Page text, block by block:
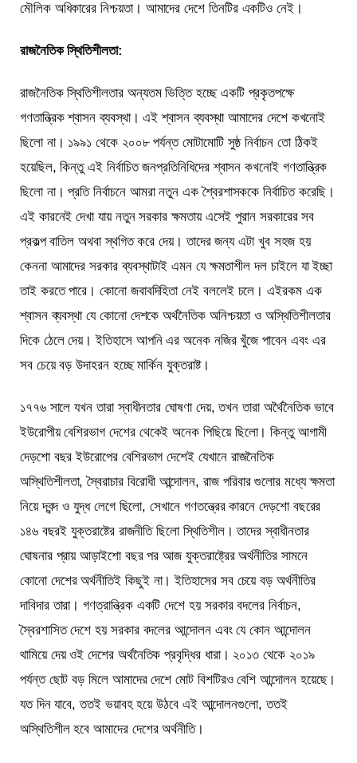
মৌলিক অধিকারের নিশ্চয়তা। আমাদের দেশে তিনটির একটিও নেই।
রাজনৈতিক স্থিতিশীলতা:
রাজনৈতিক স্থিতিশীলতার অন্যতম ভিত্তি হচ্ছে একটি প্রকৃতপক্ষে
গণতান্ত্রিক শ্বাসন ব্যবস্থা। এই শ্বাসন ব্যবস্থা আমাদের দেশে কখনোই
ছিলো না। ১৯৯১ থেকে ২০০৮ পর্যন্ত মোটামোটি সুষ্ঠ নির্বাচন তো ঠিকই
হয়েছিল, কিন্তু এই নির্বাচিত জনপ্রতিনিধিদের শ্বাসন কখনোই গণতান্ত্রিক
ছিলো না। প্রতি নির্বাচনে আমরা নতুন এক শ্বৈরশাসককে নির্বাচিত করেছি।
এই কারনেই দেখা যায় নতুন সরকার ক্ষমতায় এসেই পুরান সরকারের সব
প্রকল্প বাতিল অথবা স্থগিত করে দেয়। তাদের জন্য এটা খুব সহজ হয়
কেননা আমাদের সরকার ব্যবস্থাটাই এমন যে ক্ষমতাশীল দল চাইলে যা ইচ্ছা
তাই করতে পারে। কোনো জবাবদিহিতা নেই বললেই চলে। এইরকম এক
শ্বাসন ব্যবস্থা যে কোনো দেশকে অর্থনৈতিক অনিশ্চয়তা ও অস্থিতিশীলতার
দিকে ঠেলে দেয়। ইতিহাসে আপনি এর অনেক নজির খুঁজে পাবেন এবং এর
সব চেয়ে বড় উদাহরন হচ্ছে মার্কিন যুক্তরাষ্ট।
১৭৭৬ সালে যখন তারা স্বাধীনতার ঘোষণা দেয়, তখন তারা অর্থৈনৈতিক ভাবে
ইউরোপীয় বেশিরভাগ দেশের থেকেই অনেক পিছিয়ে ছিলো। কিন্তু আগামী
দেড়শো বছর ইউরোপের বেশিরভাগ দেশেই যেখানে রাজনৈতিক
অস্থিতিশীলতা, স্বৈরাচার বিরোধী আন্দোলন, রাজ পরিবার গুলোর মধ্যে ক্ষমতা
নিয়ে দ্বন্দ ও যুদ্ধ লেগে ছিলো, সেখানে গণতন্ত্রের কারনে দেড়শো বছরের
১৪৬ বছরই যুক্তরাষ্টের রাজনীতি ছিলো স্থিতিশীল। তাদের স্বাধীনতার
ঘোষনার প্রায় আড়াইশো বছর পর আজ যুক্তরাষ্ট্রের অর্থনীতির সামনে
কোনো দেশের অর্থনীতিই কিছুই না। ইতিহাসের সব চেয়ে বড় অর্থনীতির
দাবিদার তারা। গণত্রান্ত্রিক একটি দেশে হয় সরকার বদলের নির্বাচন,
স্বৈরশাসিত দেশে হয় সরকার বদলের আন্দোলন এবং যে কোন আন্দোলন
থামিয়ে দেয় ওই দেশের অর্থনৈতিক প্রবৃদ্ধির ধারা। ২০১৩ থেকে ২০১৯
পর্যন্ত ছোট বড় মিলে আমাদের দেশে মোট বিশটিরও বেশি আন্দোলন হয়েছে।
যত দিন যাবে, ততই ভয়াবহ হয়ে উঠবে এই আন্দোলনগুলো, ততই
অস্থিতিশীল হবে আমাদের দেশের অর্থনীতি।